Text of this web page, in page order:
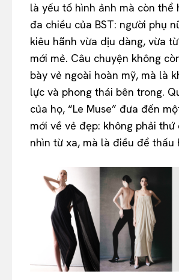
là yếu tố hình ảnh mà còn thể
đa chiều của BST: người phụ
kiêu hãnh vừa dịu dàng, vừa
mới mẻ. Câu chuyện không
bày vẻ ngoài hoàn mỹ, mà là
lực và phong thái bên trong.
của họ, “Le Muse” đưa đến
mới về vẻ đẹp: không phải thứ
nhìn từ xa, mà là điều để thấu